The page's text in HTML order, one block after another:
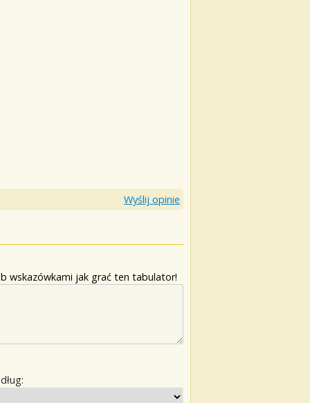
Wyślij opinie
wskazówkami jak grać ten tabulator!